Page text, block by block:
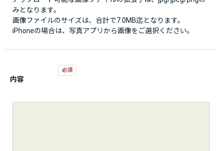
みとなります。
画像ファイルのサイズは、合計で7.0MB迄となります。
iPhoneの場合は、写真アプリから画像をご選択ください。
内容